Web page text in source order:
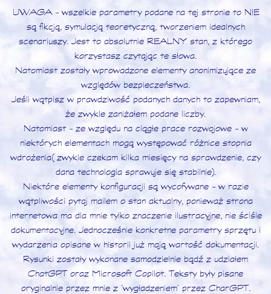
UWAGA - wszelkie parametry podane na tej stronie to NIE
są fikcją, symulacją teoretyczną, tworzeniem idealnych
scenariuszy. Jest to absolutnie REALNY stan, z którego
korzystasz czytając te słowa.
Natomiast zostały wprowadzone elementy anonimizujące ze
względów bezpieczeństwa.
Jeśli wątpisz w prawdziwość podanych danych to zapewniam,
że zwykle zaniżałem podane liczby.
Natomiast - ze względu na ciągłe prace rozwojowe - w
niektórych elementach mogą występować różnice stopnia
wdrożenia (zwykle czekam kilka miesięcy na sprawdzenie, czy
dana technologia sprawuje się stabilnie).
Niektóre elementy konfiguracji są wycofywane - w razie
wątpliwości pytaj mailem o stan aktualny, ponieważ strona
internetowa ma dla mnie tylko znaczenie ilustracyjne, nie ściśle
dokumentacyjne. Jednocześnie konkretne parametry sprzętu i
wydarzenia opisane w historii już mają wartość dokumentacji.
Rysunki zostały wykonane samodzielnie bądź z udziałem
ChatGPT oraz Microsoft Copilot. Teksty były pisane
oryginalnie przez mnie z "wygładzeniem" przez CharGPT.